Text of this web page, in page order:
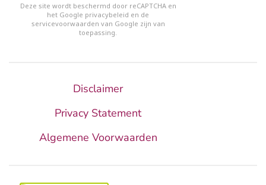
reCHAPTCHA*
Deze site wordt beschermd door reCAPTCHA en
het Google privacybeleid en de
servicevoorwaarden van Google zijn van
toepassing.
Disclaimer
Privacy Statement
Algemene Voorwaarden